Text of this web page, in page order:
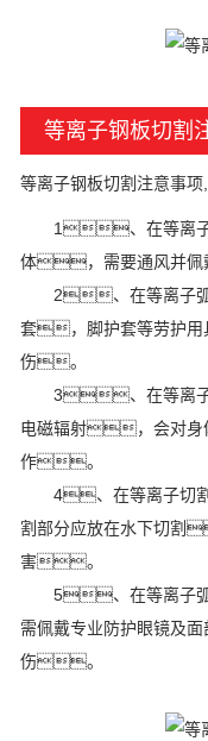
等离子钢板切割
等离子钢板切割注意事
1、在等离子弧
体，需要通风并佩
2、在等离子弧
套，脚护套等劳护用
伤。
3、在等离子弧
电磁辐射，会对身
作。
4、在等离子切割
割部分应放在水下切割
害。
5、在等离子弧
需佩戴专业防护眼镜及
伤。